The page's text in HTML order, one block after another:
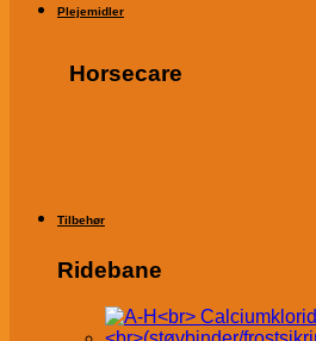
Plejemidler
Horsecare
Tilbehør
Ridebane